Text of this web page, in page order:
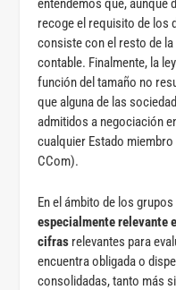
recoge el requisito de los
consiste con el resto de
contable. Finalmente, la
función del tamaño no
que alguna de las
admitidos a negociación
cualquier Estado
CCom).
En el ámbito de los
especialmente relevante
cifras relevantes para
encuentra obligada o
consolidadas, tanto más